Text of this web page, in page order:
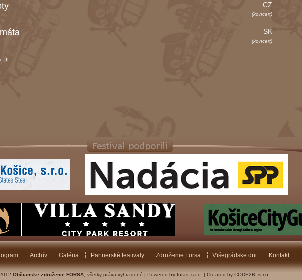
CZ
(koncert)
SK
(koncert)
III :
Archív Galéria Partnerské festivaly Združenie Forsa Višegrádske dni Kontakt
Občianske združenie FORSA, všetky práva vyhradené | Powered by Intas, s.r.o. | Created by CODE2B, s.r.o.